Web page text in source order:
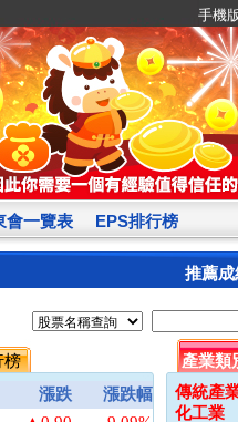
手機
會一覽表 EPS排行榜
推薦
榜
漲跌
漲跌幅
產業類
傳統產
化工業